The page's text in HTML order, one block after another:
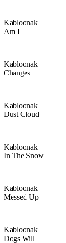
Kabloonak
Am I
Kabloonak
Changes
Kabloonak
Dust Cloud
Kabloonak
In The Snow
Kabloonak
Messed Up
Kabloonak
Dogs Will